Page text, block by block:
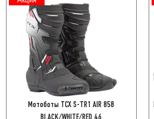
Мотоботы TCX S-TR1 AIR 858
BLACK/WHITE/RED 46